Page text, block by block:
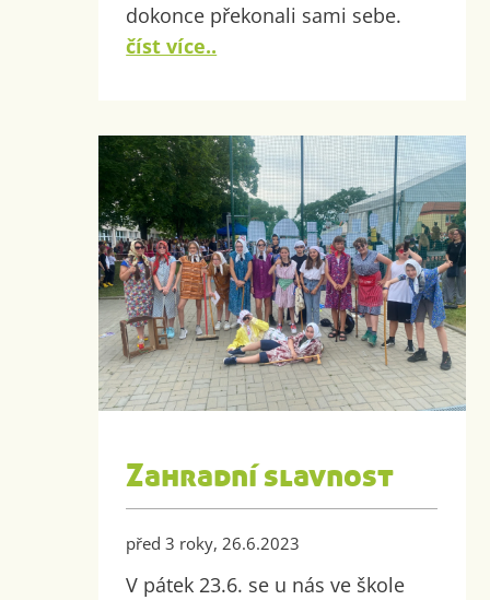
dokonce překonali sami sebe.
číst více..
Zahradní slavnost
před 3 roky, 26.6.2023
V pátek 23.6. se u nás ve škole